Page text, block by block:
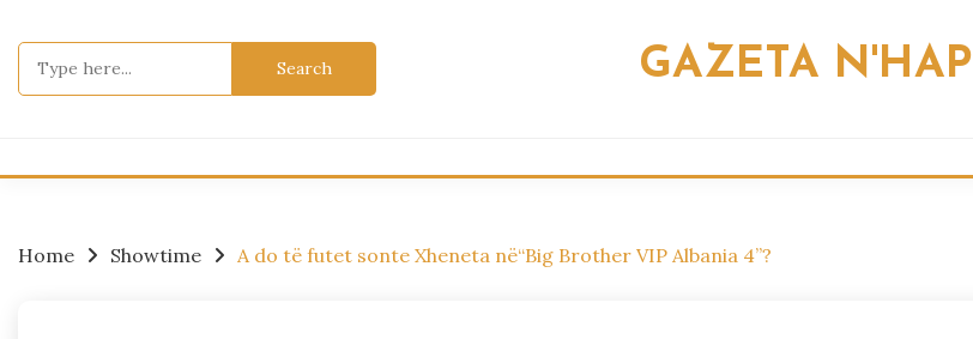
to
content
GAZETA N'HAP
Home Showtime A do të futet sonte Xheneta në“Big Brother VIP Albania 4”?